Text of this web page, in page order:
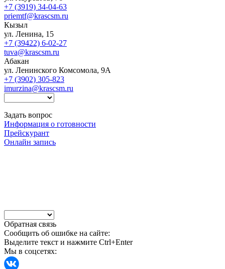
+7 (3919) 34-04-63
priemtf@krascsm.ru
Кызыл
ул. Ленина, 15
+7 (39422) 6-02-27
tuva@krascsm.ru
Абакан
ул. Ленинского Комсомола, 9А
+7 (3902) 305-823
imurzina@krascsm.ru
Задать вопрос
Информация о готовности
Прейскурант
Онлайн запись
Обратная связь
Сообщить об ошибке на сайте:
Выделите текст и нажмите Ctrl+Enter
Мы в соцсетях: